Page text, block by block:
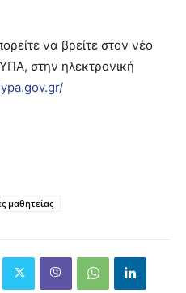
να βρείτε στον νέο
στην ηλεκτρονική
μαθητείας